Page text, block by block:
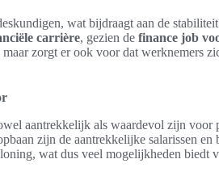
wat bijdraagt aan de
carrière, gezien de finance job
maar zorgt er ook voor dat werknemers
aantrekkelijk als waardevol zijn voor
zijn de aantrekkelijke salarissen en
wat dus veel mogelijkheden biedt